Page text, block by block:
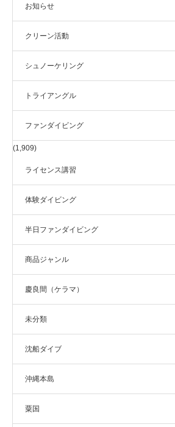
お知らせ
クリーン活動
シュノーケリング
トライアングル
ファンダイビング
(1,909)
ライセンス講習
体験ダイビング
半日ファンダイビング
商品ジャンル
慶良間（ケラマ）
未分類
沈船ダイブ
沖縄本島
粟国